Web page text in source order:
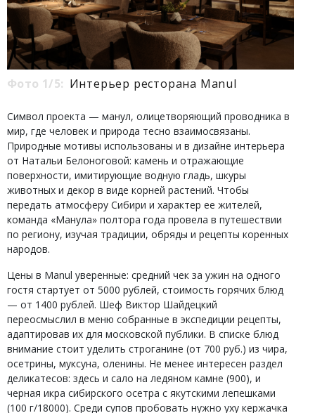
Фото 1/5: Интерьер ресторана Manul
Символ проекта — манул, олицетворяющий проводника в
мир, где человек и природа тесно взаимосвязаны.
Природные мотивы использованы и в дизайне интерьера
от Натальи Белоноговой: камень и отражающие
поверхности, имитирующие водную гладь, шкуры
животных и декор в виде корней растений. Чтобы
передать атмосферу Сибири и характер ее жителей,
команда «Манула» полтора года провела в путешествии
по региону, изучая традиции, обряды и рецепты коренных
народов.
Цены в Manul уверенные: средний чек за ужин на одного
гостя стартует от 5000 рублей, стоимость горячих блюд
— от 1400 рублей. Шеф Виктор Шайдецкий
переосмыслил в меню собранные в экспедиции рецепты,
адаптировав их для московской публики. В списке блюд
внимание стоит уделить строганине (от 700 руб.) из чира,
осетрины, муксуна, оленины. Не менее интересен раздел
деликатесов: здесь и сало на ледяном камне (900), и
черная икра сибирского осетра с якутскими лепешками
(100 г/18000). Среди супов пробовать нужно уху кержачка